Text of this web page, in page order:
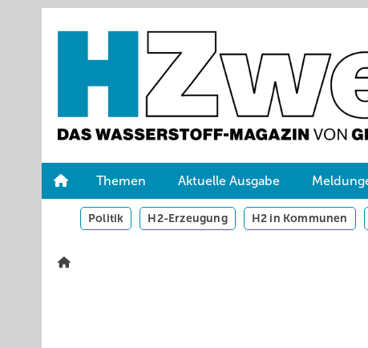
Themen Aktuelle Ausgabe
Politik H2-Erzeugung H2 in Kommunen